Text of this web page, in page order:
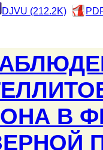
DJVU (212.2K)
В